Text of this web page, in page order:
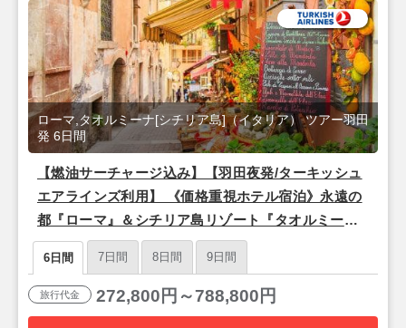
【燃油サーチャージ込み】【羽田夜発/ターキッシュ
エアラインズ利用】 《価格重視ホテル宿泊》永遠の
都『ローマ』＆シチリア島リゾート『タオルミー
ナ』6日間
ローマ,タオルミーナ[シチリア島]（イタリア） ツアー羽田
発 6日間
6日間 7日間 8日間 9日間
旅行代金 272,800円～788,800円